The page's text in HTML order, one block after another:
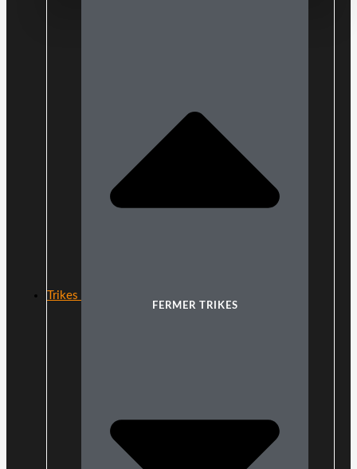
Trikes
FERMER TRIKES